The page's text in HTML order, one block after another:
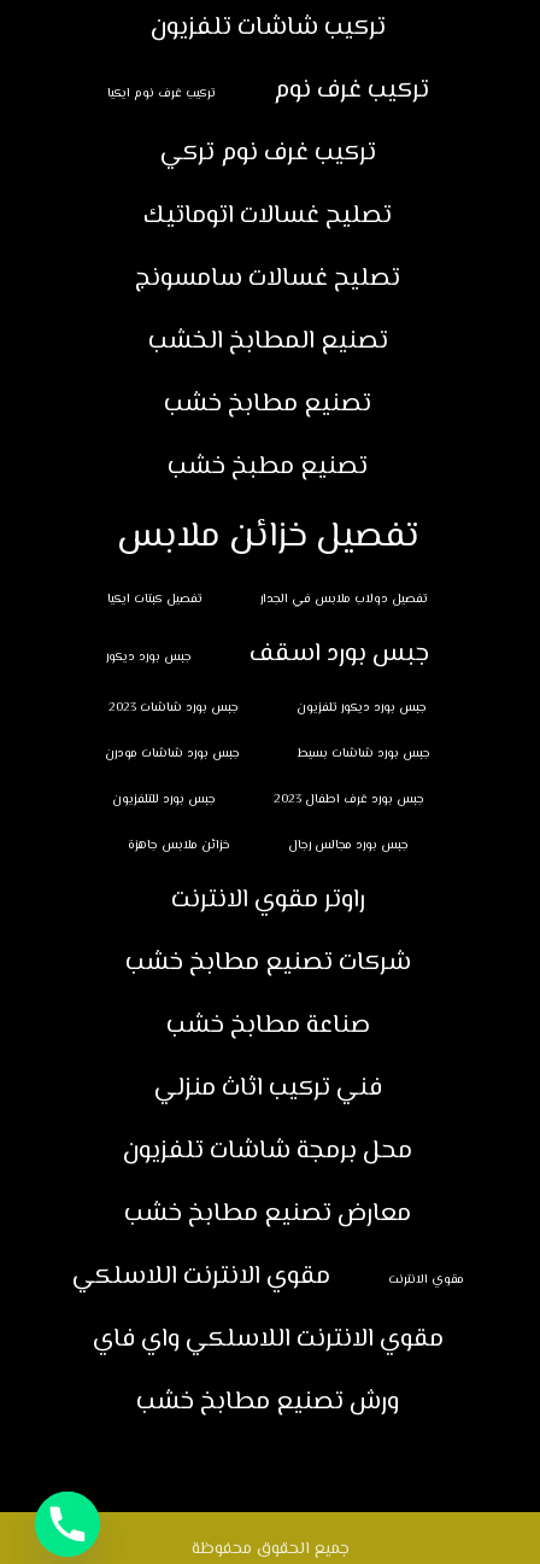
تركيب شاشات تلفزيون
تركيب غرف نوم
تركيب غرف نوم ايكيا
تركيب غرف نوم تركي
تصليح غسالات اتوماتيك
تصليح غسالات سامسونج
تصنيع المطابخ الخشب
تصنيع مطابخ خشب
تصنيع مطبخ خشب
تفصيل خزائن ملابس
تفصيل دولاب ملابس في الجدار تفصيل كبتات ايكيا
جبس بورد اسقف جبس بورد ديكور
جبس بورد ديكور تلفزيون جبس بورد شاشات 2023
جبس بورد شاشات بسيط جبس بورد شاشات مودرن
جبس بورد غرف اطفال 2023 جبس بورد للتلفزيون
جبس بورد مجالس رجال خزائن ملابس جاهزة
راوتر مقوي الانترنت
شركات تصنيع مطابخ خشب
صناعة مطابخ خشب
فني تركيب اثاث منزلي
محل برمجة شاشات تلفزيون
معارض تصنيع مطابخ خشب
مقوي الانترنت
مقوي الانترنت اللاسلكي
مقوي الانترنت اللاسلكي واي فاي
ورش تصنيع مطابخ خشب
جميع الحقوق محفوظة